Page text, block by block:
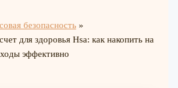
безопасность
для здоровья Hsa: как накопить на
эффективно